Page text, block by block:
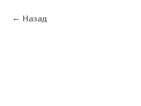
Назад